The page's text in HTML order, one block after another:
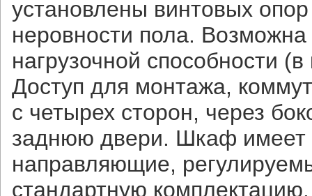
установлены винтовых
неровности пола.
нагрузочной способности
Доступ для монтажа,
с четырех сторон, через
заднюю двери. Шкаф имеет
направляющие,
стандартную